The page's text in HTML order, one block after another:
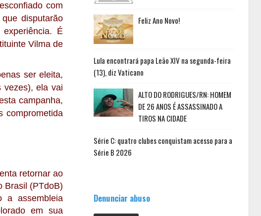
com
disputarão
É
Vilma de
ser eleita,
vezes), ela vai
campanha,
comprometida
retornar ao
Brasil (PTdoB)
a assembleia
em sua
Feliz Ano Novo!
Lula encontrará papa Leão XIV na segunda-feira
(13), diz Vaticano
ALTO DO RODRIGUES/RN: HOMEM
DE 26 ANOS É ASSASSINADO A
TIROS NA CIDADE
Série C: quatro clubes conquistam acesso para a
Série B 2026
Denunciar abuso